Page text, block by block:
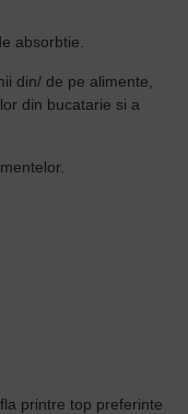
absorbtie.
din/ de pe alimente,
din bucatarie si a
printre top preferinte